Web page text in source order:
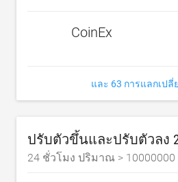
CoinEx
และ 63 การแลกเป
ปรับตัวขึ้นและปรับตัวลง
24 ชั่วโมง ปริมาณ > 10000000